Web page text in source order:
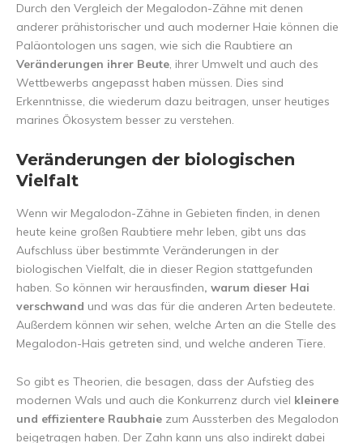
Durch den Vergleich der Megalodon-Zähne mit denen
anderer prähistorischer und auch moderner Haie können die
Paläontologen uns sagen, wie sich die Raubtiere an
Veränderungen ihrer Beute, ihrer Umwelt und auch des
Wettbewerbs angepasst haben müssen. Dies sind
Erkenntnisse, die wiederum dazu beitragen, unser heutiges
marines Ökosystem besser zu verstehen.
Veränderungen der biologischen
Vielfalt
Wenn wir Megalodon-Zähne in Gebieten finden, in denen
heute keine großen Raubtiere mehr leben, gibt uns das
Aufschluss über bestimmte Veränderungen in der
biologischen Vielfalt, die in dieser Region stattgefunden
haben. So können wir herausfinden, warum dieser Hai
verschwand und was das für die anderen Arten bedeutete.
Außerdem können wir sehen, welche Arten an die Stelle des
Megalodon-Hais getreten sind, und welche anderen Tiere.
So gibt es Theorien, die besagen, dass der Aufstieg des
modernen Wals und auch die Konkurrenz durch viel kleinere
und effizientere Raubhaie zum Aussterben des Megalodon
beigetragen haben. Der Zahn kann uns also indirekt dabei